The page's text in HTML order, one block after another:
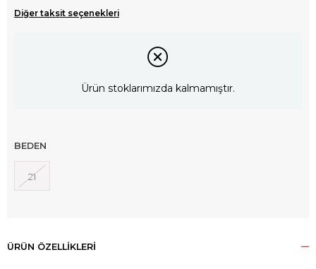
Diğer taksit seçenekleri
Ürün stoklarımızda kalmamıştır.
BEDEN
21
ÜRÜN ÖZELLIKLERI